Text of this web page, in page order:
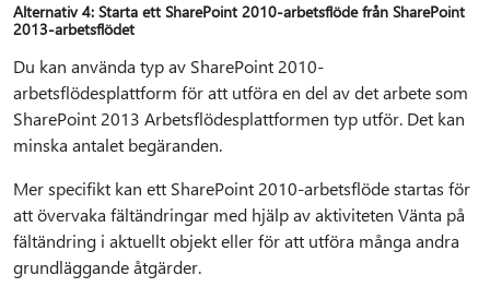
Alternativ 4: Starta ett SharePoint 2010-arbetsflöde från SharePoint
2013-arbetsflödet
Du kan använda typ av SharePoint 2010-
arbetsflödesplattform för att utföra en del av det arbete som
SharePoint 2013 Arbetsflödesplattformen typ utför. Det kan
minska antalet begäranden.
Mer specifikt kan ett SharePoint 2010-arbetsflöde startas för
att övervaka fältändringar med hjälp av aktiviteten Vänta på
fältändring i aktuellt objekt eller för att utföra många andra
grundläggande åtgärder.